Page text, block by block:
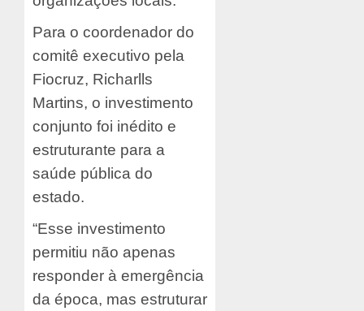
Para o coordenador do
comitê executivo pela
Fiocruz, Richarlls
Martins, o investimento
conjunto foi inédito e
estruturante para a
saúde pública do
estado.
“Esse investimento
permitiu não apenas
responder à emergência
da época, mas estruturar